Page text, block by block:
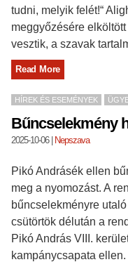
tudni, melyik felét!“
meggyőzésére
vesztik, a szavak
Read More
HÍREK ÉS ESEMÉNYEK
Bűncselekmény
2025-10-06| Nepszava
Pikó Andrásék ellen
meg a nyomozást. A
bűncselekményre
csütörtök délután a
Pikó András VIII.
kampánycsapata